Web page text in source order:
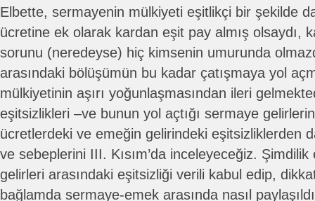
Elbette, sermayenin mülkiyeti eşitlikçi bir şekilde
ücretine ek olarak kardan eşit pay almış olsaydı,
sorunu (neredeyse) hiç kimsenin umurunda
arasındaki bölüşümün bu kadar çatışmaya yol
mülkiyetinin aşırı yoğunlaşmasından ileri
eşitsizlikleri –ve bunun yol açtığı sermaye
ücretlerdeki ve emeğin gelirindeki eşitsizliklerden
ve sebeplerini III. Kısım’da inceleyeceğiz.
gelirleri arasındaki eşitsizliği verili kabul edip,
bağlamda sermaye-emek arasında nasıl